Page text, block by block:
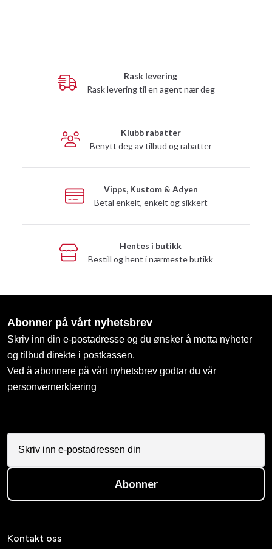
Rask levering
Rask levering til en agent nær deg
Klubb rabatter
Benytt deg av tilbud og rabatter
Vipps, Kustom & Adyen
Betal enkelt, enkelt og sikkert
Hentes i butikk
Bestill og hent i nærmeste butikk
Abonner på vårt nyhetsbrev
Skriv inn din e-postadresse og du ønsker å motta nyheter
og tilbud direkte i postkassen.
Ved å abonnere på vårt nyhetsbrev godtar du vår
personvernerklæring
Abonner
Kontakt oss